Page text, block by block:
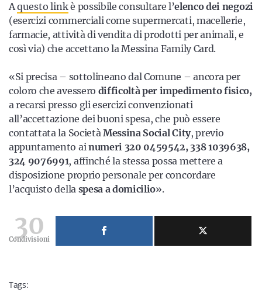
Aquesto linkè possibile consultare l’elenco dei negozi
(esercizi commerciali come supermercati, macellerie,
farmacie, attività di vendita di prodotti per animali, e
così via) che accettano la Messina Family Card.
«Si precisa – sottolineano dal Comune – ancora per
coloro che avessero difficoltà per impedimento fisico,
a recarsi presso gli esercizi convenzionati
all’accettazione dei buoni spesa, che può essere
contattata la SocietàMessina Social City, previo
appuntamento ainumeri 320 0459542, 338 1039638,
324 9076991, affinché la stessa possa mettere a
disposizione proprio personale per concordare
l’acquisto della spesa a domicilio».
30
Condivisioni
Tags: